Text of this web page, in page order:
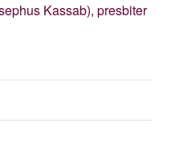
Kassab), presbiter